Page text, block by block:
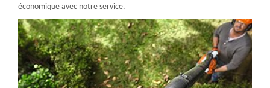
économique avec notre service.